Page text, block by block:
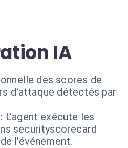
IA
des scores de
d'attaque détectés par
L'agent exécute les
securityscorecard
l'événement.